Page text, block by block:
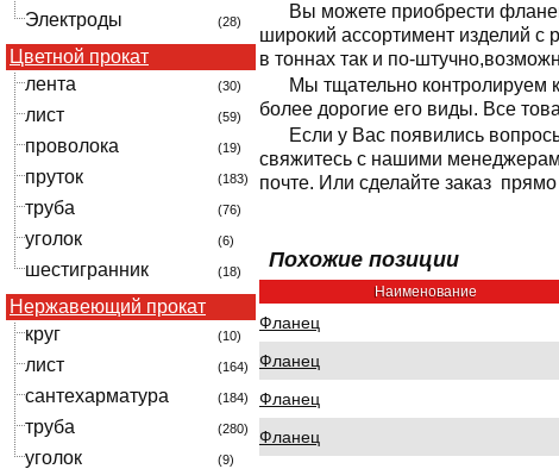
Электроды (28)
Цветной прокат
лента
(30)
лист (59)
проволока (19)
пруток (183)
труба (76)
уголок (6)
шестигранник (18)
Нержавеющий прокат
круг
(10)
лист (164)
сантехарматура (184)
труба (280)
уголок (9)
Вы можете приобрести
широкий ассортимент изделий
в тоннах так и по-
Мы тщательно контролируем
более дорогие его виды. Все
Если у Вас появились
свяжитесь с нашими
почте. Или сделайте заказ прямо
Похожие позиции
Наименование
Фланец
Фланец
Фланец
Фланец